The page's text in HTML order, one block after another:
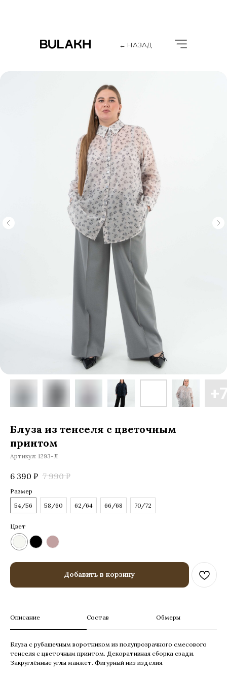
← НАЗАД
Блуза из тенселя с цветочным
принтом
Артикул: 1293-Л
6 390 ₽ 7 990 ₽
Размер
54/56
58/60 62/64 66/68 70/72
Цвет
Добавить в корзину
Описание Состав Обмеры
Блуза с рубашечным воротником из полупрозрачного смесового
тенселя с цветочным принтом. Декоративная сборка сзади.
Закруглённые углы манжет. Фигурный низ изделия.